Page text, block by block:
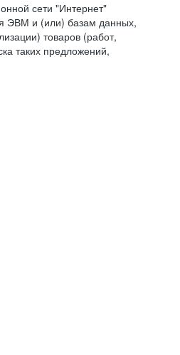
сети "Интернет"
ЭВМ и (или) базам данных,
товаров (работ,
таких предложений,